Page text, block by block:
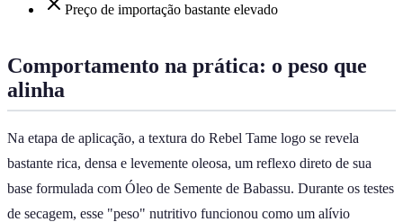
Preço de importação bastante elevado
Comportamento na prática: o peso que
alinha
Na etapa de aplicação, a textura do Rebel Tame logo se revela
bastante rica, densa e levemente oleosa, um reflexo direto de sua
base formulada com Óleo de Semente de Babassu. Durante os testes
de secagem, esse "peso" nutritivo funcionou como um alívio